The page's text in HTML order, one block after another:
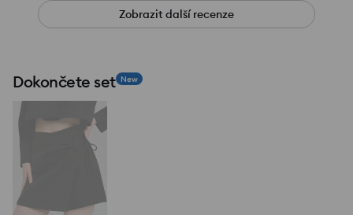
Zobrazit další recenze
Dokončete set New